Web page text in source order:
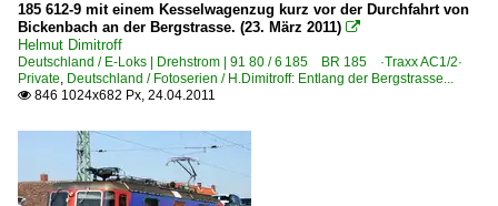
185 612-9 mit einem Kesselwagenzug kurz vor der Durchfahrt von
Bickenbach an der Bergstrasse. (23. März 2011) 
Helmut Dimitroff
Deutschland / E-Loks | Drehstrom | 91 80 / 6 185 BR 185 ·Traxx AC1/2·
Private, Deutschland / Fotoserien / H.Dimitroff: Entlang der Bergstrasse...
 846 1024x682 Px, 24.04.2011